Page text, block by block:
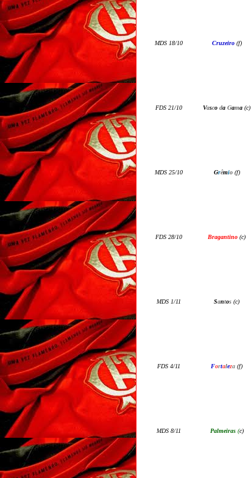
MDS 18/10 Cruzeiro (f)
FDS 21/10 Vasco da Gama (c)
MDS 25/10 Grêmio (f)
FDS 28/10 Bragantino (c)
MDS 1/11 Santos (c)
FDS 4/11 Fortaleza (f)
MDS 8/11 Palmeiras (c)